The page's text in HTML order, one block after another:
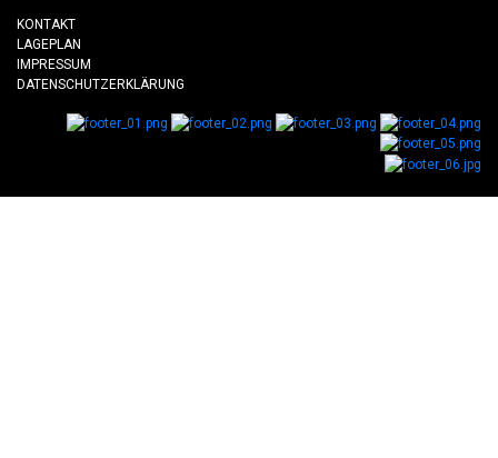
KONTAKT
LAGEPLAN
IMPRESSUM
DATENSCHUTZERKLÄRUNG